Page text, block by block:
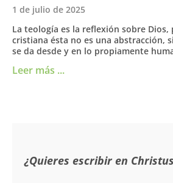
1 de julio de 2025
La teología es la reflexión sobre
cristiana ésta no es una abstracción,
se da desde y en lo propiamente
Leer más ...
¿Quieres escribir en